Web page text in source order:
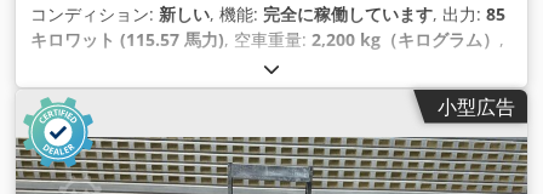
コンディション: 新しい, 機能: 完全に稼働しています, 出力: 85
キロワット (115.57 馬力), 空車重量: 2,200 kg（キログラム） ,
小型広告